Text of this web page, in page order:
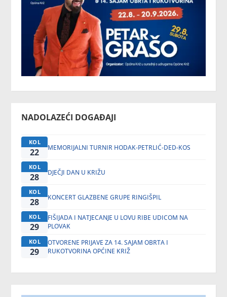
NADOLAZEĆI DOGAĐAJI
KOL
22 MEMORIJALNI TURNIR HODAK-PETRLIĆ-DED-KOS
KOL
28 DJEČJI DAN U KRIŽU
KOL
28 KONCERT GLAZBENE GRUPE RINGIŠPIL
KOL
29
FIŠIJADA I NATJECANJE U LOVU RIBE UDICOM NA
PLOVAK
KOL
29
OTVORENE PRIJAVE ZA 14. SAJAM OBRTA I
RUKOTVORINA OPĆINE KRIŽ